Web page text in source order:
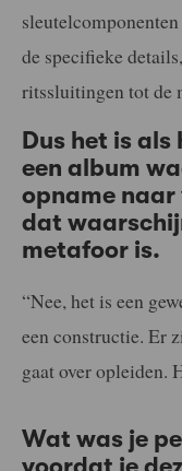
de specifieke
ritssluitingen tot de
Dus het is
een album
opname naar
dat
metafoor is.
“Nee, het is een
een constructie. Er
gaat over opleiden.
Wat was je